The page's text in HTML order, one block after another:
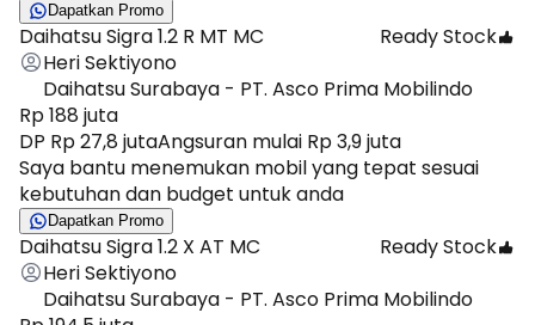
Dapatkan Promo
Daihatsu Sigra 1.2 R MT MC
Ready Stock
Heri Sektiyono
Daihatsu Surabaya - PT. Asco Prima Mobilindo
Rp 188 juta
DP Rp 27,8 jutaAngsuran mulai Rp 3,9 juta
Saya bantu menemukan mobil yang tepat sesuai
kebutuhan dan budget untuk anda
Dapatkan Promo
Daihatsu Sigra 1.2 X AT MC
Ready Stock
Heri Sektiyono
Daihatsu Surabaya - PT. Asco Prima Mobilindo